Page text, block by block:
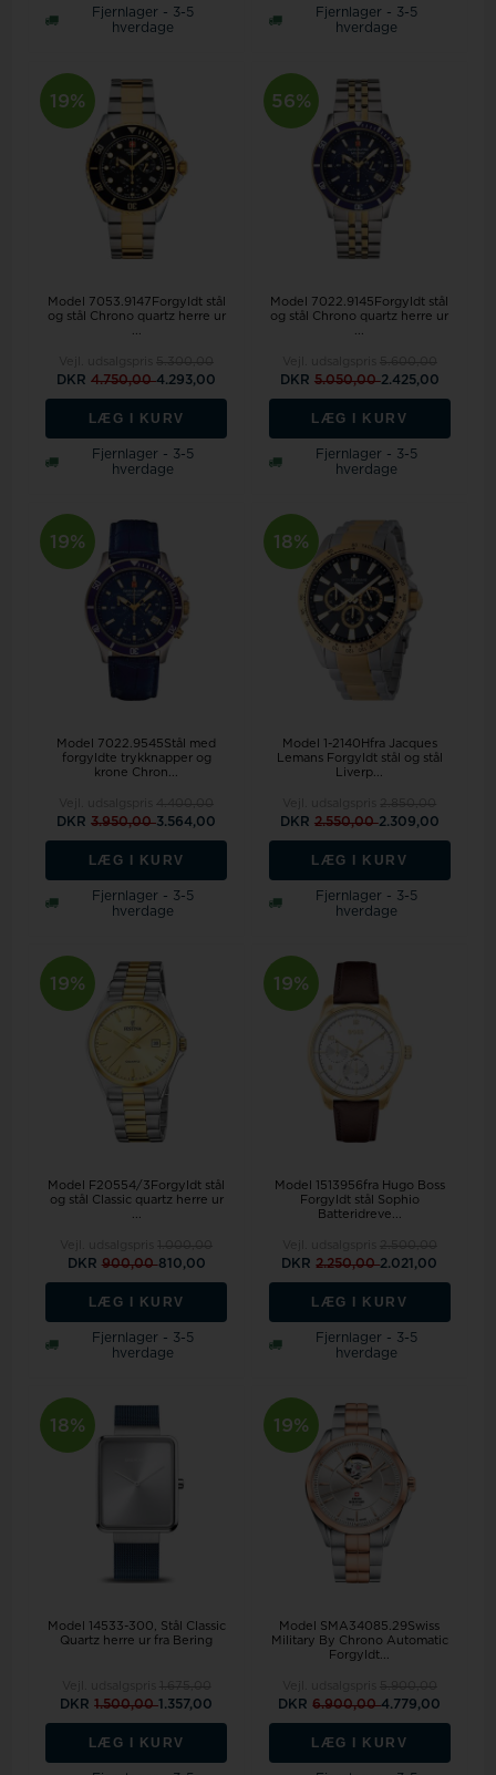
Fjernlager - 3-5
hverdage
Fjernlager - 3-5
hverdage
19%
Model 7053.9147Forgyldt stål
og stål Chrono quartz herre ur
...
DKR4.750,004.293,00
LÆG I KURV
Fjernlager - 3-5
hverdage
56%
Model 7022.9145Forgyldt stål
og stål Chrono quartz herre ur
...
DKR 5.050,002.425,00
LÆG I KURV
Fjernlager - 3-5
hverdage
19%
Model 7022.9545Stål med
forgyldte trykknapper og
krone Chron...
DKR3.950,003.564,00
LÆG I KURV
Fjernlager - 3-5
hverdage
18%
Model 1-2140Hfra Jacques
Lemans Forgyldt stål og stål
Liverp...
DKR 2.550,002.309,00
LÆG I KURV
Fjernlager - 3-5
hverdage
19%
Model F20554/3Forgyldt stål
og stål Classic quartz herre ur
DKR 900,00810,00
LÆG I KURV
Fjernlager - 3-5
hverdage
19%
Model 1513956fra Hugo Boss
Forgyldt stål Sophio
Batteridreve...
DKR2.250,002.021,00
LÆG I KURV
Fjernlager - 3-5
hverdage
18%
Model 14533-300
Stål Classic
Quartz herre ur fra Bering
DKR1.500,001.357,00
LÆG I KURV
19%
Model SMA34085.29Swiss
Military By Chrono Automatic
Forgyldt...
DKR6.900,004.779,00
LÆG I KURV